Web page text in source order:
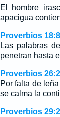
El hombre
apacigua
Proverbios 18:8
Las palabras
penetran hasta
Proverbios
Por falta de
se calma la
Proverbios